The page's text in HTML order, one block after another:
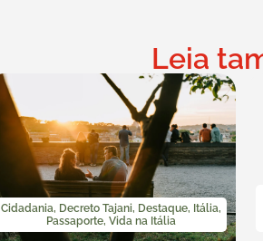
Leia
Cidadania, Decreto Tajani, Destaque, Itália,
Passaporte, Vida na Itália